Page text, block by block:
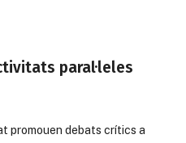
paral·leles
promouen debats crítics a